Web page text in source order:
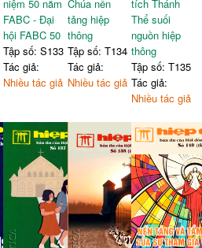
niệm 50 năm
FABC - Đại
hội FABC 50
Tập số: S133
Tác giả:
Nhiều tác giả
Chúa nền
tảng hiệp
thông
Tập số: T134
Tác giả:
Nhiều tác giả
tích Thánh
Thể suối
nguồn hiệp
thông
Tập số: T135
Tác giả:
Nhiều tác giả